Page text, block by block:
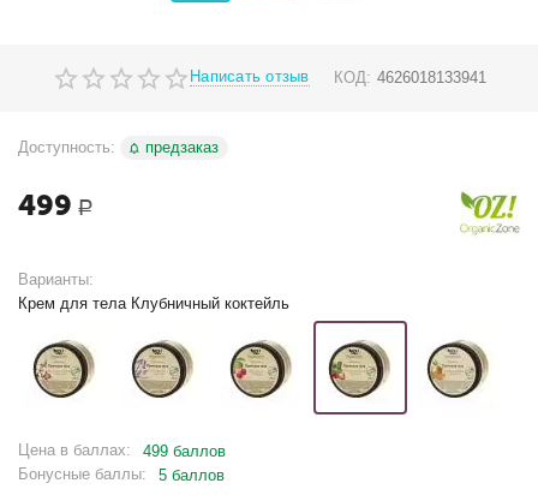
Написать отзыв КОД: 4626018133941
Доступность: предзаказ
499 Р
Варианты:
Крем для тела Клубничный коктейль
Цена в баллах:
499 баллов
Бонусные баллы:
5 баллов